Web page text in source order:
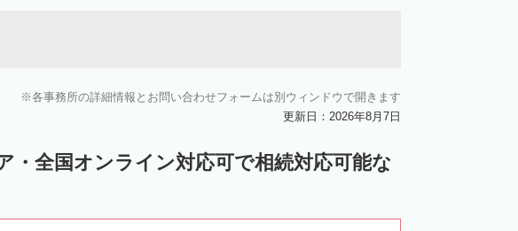
上川郡比布町 上川郡愛別町 上川郡上川町 上川郡東川町
中川郡幕別町 中川郡池田町 中川郡豊頃町
各事務所の詳細情報とお問い合わせフォームは別ウィンドウで開きます
更新日：2026年8月7日
・全国オンライン対応可で相続対応可能な